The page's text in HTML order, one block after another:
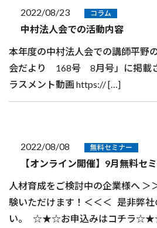
2022/08/23 コラム
中村法人会での活動内容
本年度の中村法人会での講師平野
会だより 168号 8月号」に掲
ラスメント動画 https:// […]
2022/08/08 無料セミナー
【オンライン開催】9月無料セ
人材育成をご検討中の企業様へ ＞
験いただけます！＜＜＜ 是非弊社
い。 ☆★☆お申込みはコチラ